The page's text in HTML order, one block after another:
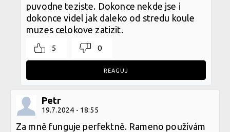
puvodne teziste. Dokonce nekde jse i
dokonce videl jak daleko od stredu koule
muzes celokove zatizit.
5 0
REAGUJ
Petr
19.7.2024 - 18:55
Za mně funguje perfektně. Rameno používám